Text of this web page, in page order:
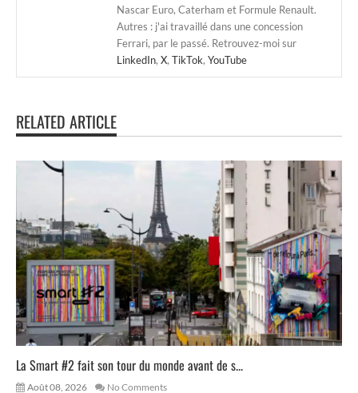
Nascar Euro, Caterham et Formule Renault.
Autres : j'ai travaillé dans une concession
Ferrari, par le passé. Retrouvez-moi sur
LinkedIn, X, TikTok, YouTube
RELATED ARTICLE
La Smart #2 fait son tour du monde avant de s...
Août 08, 2026 No Comments